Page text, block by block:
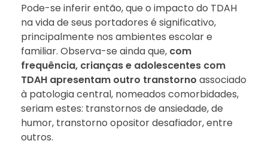
Pode-se inferir então, que o impacto do TDAH
na vida de seus portadores é significativo,
principalmente nos ambientes escolar e
familiar. Observa-se ainda que, com
frequência, crianças e adolescentes com
TDAH apresentam outro transtorno associado
à patologia central, nomeados comorbidades,
seriam estes: transtornos de ansiedade, de
humor, transtorno opositor desafiador, entre
outros.